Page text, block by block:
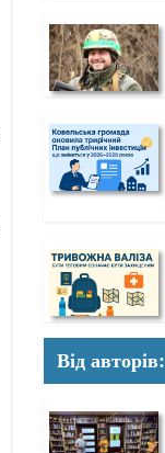
Від авторів: